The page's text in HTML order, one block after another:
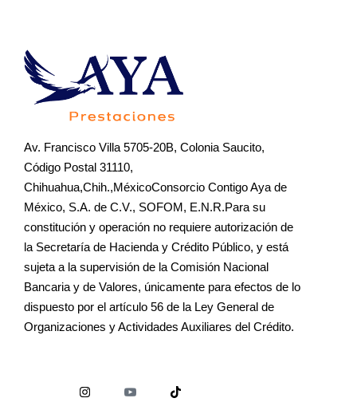
Av. Francisco Villa 5705-20B, Colonia Saucito,
Código Postal 31110,
Chihuahua,Chih.,MéxicoConsorcio Contigo Aya de
México, S.A. de C.V., SOFOM, E.N.R.Para su
constitución y operación no requiere autorización de
la Secretaría de Hacienda y Crédito Público, y está
sujeta a la supervisión de la Comisión Nacional
Bancaria y de Valores, únicamente para efectos de lo
dispuesto por el artículo 56 de la Ley General de
Organizaciones y Actividades Auxiliares del Crédito.